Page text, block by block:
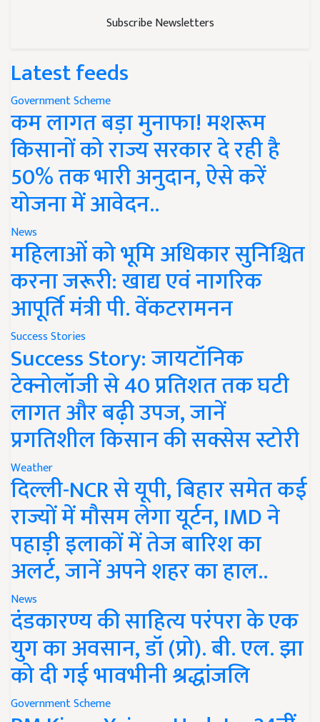
Subscribe Newsletters
Latest feeds
Government Scheme
कम लागत बड़ा मुनाफा! मशरूम
किसानों को राज्य सरकार दे रही है
50% तक भारी अनुदान, ऐसे करें
योजना में आवेदन..
News
महिलाओं को भूमि अधिकार सुनिश्चित
करना जरूरी: खाद्य एवं नागरिक
आपूर्ति मंत्री पी. वेंकटरामनन
Success Stories
Success Story: जायटॉनिक
टेक्नोलॉजी से 40 प्रतिशत तक घटी
लागत और बढ़ी उपज, जानें
प्रगतिशील किसान की सक्सेस स्टोरी
Weather
दिल्ली-NCR से यूपी, बिहार समेत कई
राज्यों में मौसम लेगा यूर्टन, IMD ने
पहाड़ी इलाकों में तेज बारिश का
अलर्ट, जानें अपने शहर का हाल..
News
दंडकारण्य की साहित्य परंपरा के एक
युग का अवसान, डॉ (प्रो). बी. एल. झा
को दी गई भावभीनी श्रद्धांजलि
Government Scheme